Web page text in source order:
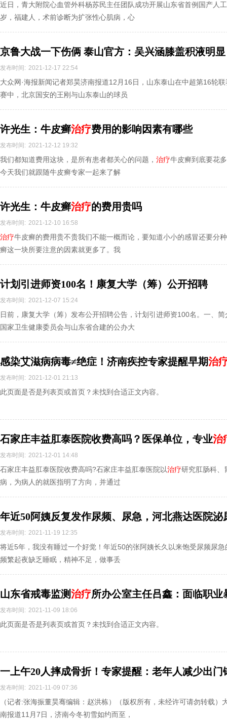
近日，青大附院心血管外科杨苏民主任团队成功开展山东省首例国产人
岁，福建人，术前诊断为扩张性心肌病，心
京鲁大战一下伤俩 泰山官方：吴兴涵膝盖积液明显
发布时间: 2021-12-17 22:54
大众网·海报新闻记者郑昊济南报道12月16日，山东泰山在中超第16轮
赛中，北京国安的王刚与山东泰山的球员
许光生：牛皮癣治疗费用的影响因素有哪些
发布时间: 2021-12-12 19:32
我们都知道费用这块，是所有患者都关心的问题， 治疗牛皮癣到底要花
今天我们就跟随牛皮癣专家一起来了解
许光生：牛皮癣治疗的费用贵吗
发布时间: 2021-12-10 16:58
治疗牛皮癣的费用贵不贵我们不能一概而论，要知道小小的感冒还要分
癣这一块所要注意的因素就更多了。我
计划引进师资100名！康复大学（筹）公开招聘
发布时间: 2021-12-07 15:24
日前，康复大学（筹）发布公开招聘公告，计划引进师资100名。一、
国家卫生健康委员会与山东省合建的公办大
感染艾滋病病毒≠绝症！济南疾控专家提醒早期治
发布时间: 2021-12-01 21:13
此页面是否是列表页或首页？未找到合适正文内容。
石家庄丰益肛泰医院收费高吗？医保单位，专业治
发布时间: 2021-12-01 14:48
石家庄丰益肛泰医院收费高吗?石家庄丰益肛泰医院以治疗研究肛肠科、
病，为病人的就医指明了方向，并通过
年近50阿姨反复发作尿频、尿急，河北燕达医院泌
发布时间: 2021-11-19 12:35
将近5年，我没有睡过一个好觉！年近50的张阿姨长久以来饱受尿频尿
频繁起夜缺乏睡眠，精神不足，做事丢
山东省戒毒监测治疗所办公室主任吕鑫：面临职
间冲向前
发布时间: 2021-11-09 18:06
此页面是否是列表页或首页？未找到合适正文内容。
一上午20人摔成骨折！专家提醒：老年人减少出门
发布时间: 2021-11-09 07:36
（记者:张海振董昊骞编辑：赵洪栋）（版权所有，未经许可请勿转载）
南报道11月7日，济南今冬初雪如约而至，